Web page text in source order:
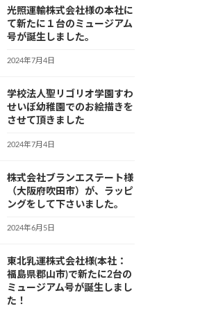
光照運輸株式会社様の本社に
て新たに１台のミュージアム
号が誕生しました。
2024年7月4日
学校法人聖リゴリオ学園すわ
せいぼ幼稚園でのお絵描きを
させて頂きました
2024年7月4日
株式会社ブランエステート様
（大阪府吹田市）が、ラッピ
ングをして下さいました。
2024年6月5日
東北乳運株式会社様(本社：
福島県郡山市)で新たに2台の
ミュージアム号が誕生しまし
た！